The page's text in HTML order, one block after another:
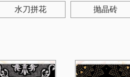
水刀拼花 抛晶砖